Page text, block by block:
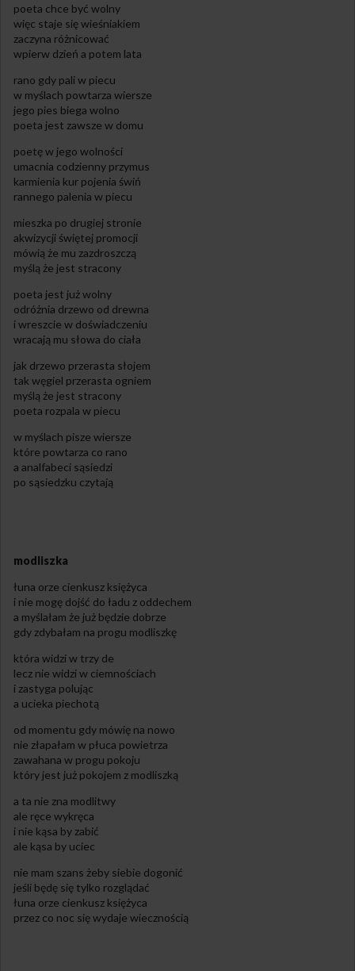
poeta chce być wolny
więc staje się wieśniakiem
zaczyna różnicować
wpierw dzień a potem lata
rano gdy pali w piecu
w myślach powtarza wiersze
jego pies biega wolno
poeta jest zawsze w domu
poetę w jego wolności
umacnia codzienny przymus
karmienia kur pojenia świń
rannego palenia w piecu
mieszka po drugiej stronie
akwizycji świętej promocji
mówią że mu zazdroszczą
myślą że jest stracony
poeta jest już wolny
odróżnia drzewo od drewna
i wreszcie w doświadczeniu
wracają mu słowa do ciała
jak drzewo przerasta słojem
tak węgiel przerasta ogniem
myślą że jest stracony
poeta rozpala w piecu
w myślach pisze wiersze
które powtarza co rano
a analfabeci sąsiedzi
po sąsiedzku czytają
modliszka
łuna orze cienkusz księżyca
i nie mogę dojść do ładu z oddechem
a myślałam że już będzie dobrze
gdy zdybałam na progu modliszkę
która widzi w trzy de
lecz nie widzi w ciemnościach
i zastyga polując
a ucieka piechotą
od momentu gdy mówię na nowo
nie złapałam w płuca powietrza
zawahana w progu pokoju
który jest już pokojem z modliszką
a ta nie zna modlitwy
ale ręce wykręca
i nie kąsa by zabić
ale kąsa by uciec
nie mam szans żeby siebie dogonić
jeśli będę się tylko rozglądać
łuna orze cienkusz księżyca
przez co noc się wydaje wiecznością